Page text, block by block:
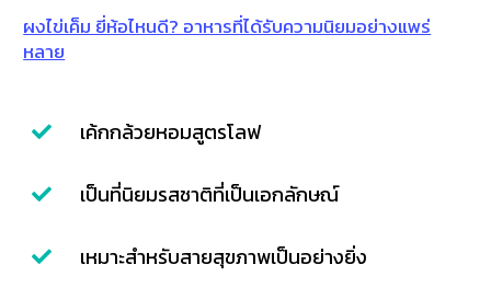
ผงไข่เค็ม ยี่ห้อไหนดี? อาหารที่ได้รับความนิยมอย่างแพร่
หลาย
เค้กกล้วยหอมสูตรโลฟ
เป็นที่นิยมรสชาติที่เป็นเอกลักษณ์
เหมาะสำหรับสายสุขภาพเป็นอย่างยิ่ง